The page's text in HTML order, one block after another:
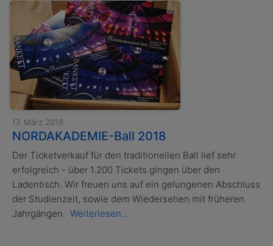
17. März 2018
NORDAKADEMIE-Ball 2018
Der Ticketverkauf für den traditionellen Ball lief sehr
erfolgreich - über 1.200 Tickets gingen über den
Ladentisch. Wir freuen uns auf ein gelungenen Abschluss
der Studienzeit, sowie dem Wiedersehen mit früheren
Jahrgängen. Weiterlesen...